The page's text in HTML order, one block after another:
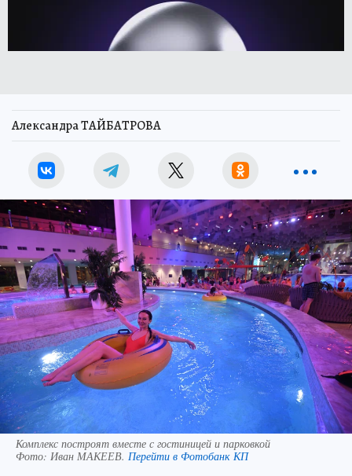
Александра ТАЙБАТРОВА
Комплекс построят вместе с гостиницей и парковкой
Фото: Иван МАКЕЕВ. Перейти в Фотобанк КП